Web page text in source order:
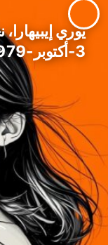
يوري
3-أكتوبر-1979)